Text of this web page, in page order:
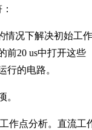
情况下解决初始工作
前20 us中打开这些
行的电路。
。
作点分析。直流工